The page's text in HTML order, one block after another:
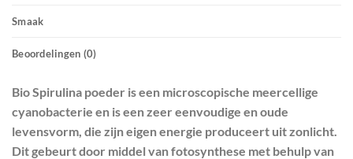
Smaak
Beoordelingen (0)
Bio Spirulina poeder is een microscopische meercellige
cyanobacterie en is een zeer eenvoudige en oude
levensvorm, die zijn eigen energie produceert uit zonlicht.
Dit gebeurt door middel van fotosynthese met behulp van